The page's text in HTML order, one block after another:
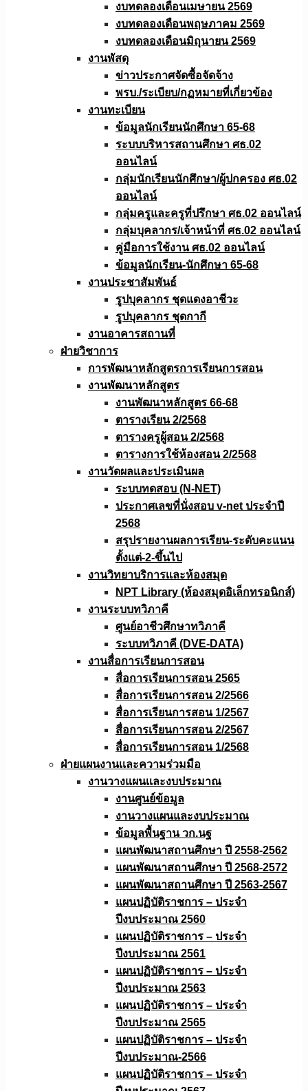
งบทดลองเดือนเมษายน 2569
งบทดลองเดือนพฤษภาคม 2569
งบทดลองเดือนมิถุนายน 2569
งานพัสดุ
ข่าวประกาศจัดซื้อจัดจ้าง
พรบ./ระเบียบ/กฏหมายที่เกี่ยวข้อง
งานทะเบียน
ข้อมูลนักเรียนนักศึกษา 65-68
ระบบบริหารสถานศึกษา ศธ.02
ออนไลน์
กลุ่มนักเรียนนักศึกษา/ผู้ปกครอง ศธ.02
ออนไลน์
กลุ่มครูและครูที่ปรึกษา ศธ.02 ออนไลน์
กลุ่มบุคลากร/เจ้าหน้าที่ ศธ.02 ออนไลน์
คู่มือการใช้งาน ศธ.02 ออนไลน์
ข้อมูลนักเรียน-นักศึกษา 65-68
งานประชาสัมพันธ์
รูปบุคลากร ชุดแดงอาชีวะ
รูปบุคลากร ชุดกากี
งานอาคารสถานที่
ฝ่ายวิชาการ
การพัฒนาหลักสูตรการเรียนการสอน
งานพัฒนาหลักสูตร
งานพัฒนาหลักสูตร 66-68
ตารางเรียน 2/2568
ตารางครูผู้สอน 2/2568
ตารางการใช้ห้องสอน 2/2568
งานวัดผลเเละประเมินผล
ระบบทดสอบ (N-NET)
ประกาศเลขที่นั่งสอบ v-net ประจำปี
2568
สรุปรายงานผลการเรียน-ระดับคะแนน
ตั้งแต่-2-ขึ้นไป
งานวิทยาบริการเเละห้องสมุด
NPT Library (ห้องสมุดอิเล็กทรอนิกส์)
งานระบบทวิภาคี
ศูนย์อาชีวศึกษาทวิภาคี
ระบบทวิภาคี (DVE-DATA)
งานสื่อการเรียนการสอน
สื่อการเรียนการสอน 2565
สื่อการเรียนการสอน 2/2566
สื่อการเรียนการสอน 1/2567
สื่อการเรียนการสอน 2/2567
สื่อการเรียนการสอน 1/2568
ฝ่ายแผนงานเเละความร่วมมือ
งานวางแผนเเละงบประมาณ
งานศูนย์ข้อมูล
งานวางแผนและงบประมาณ
ข้อมูลพื้นฐาน วก.นฐ
แผนพัฒนาสถานศึกษา ปี 2558-2562
แผนพัฒนาสถานศึกษา ปี 2568-2572
แผนพัฒนาสถานศึกษา ปี 2563-2567
แผนปฏิบัติราชการ – ประจำ
ปีงบประมาณ 2560
แผนปฏิบัติราชการ – ประจำ
ปีงบประมาณ 2561
แผนปฏิบัติราชการ – ประจำ
ปีงบประมาณ 2563
แผนปฏิบัติราชการ – ประจำ
ปีงบประมาณ 2565
แผนปฏิบัติราชการ – ประจำ
ปีงบประมาณ-2566
แผนปฏิบัติราชการ – ประจำ